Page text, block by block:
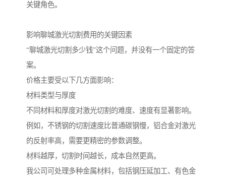
关键角色。
影响聊城激光切割费用的关键因素
“聊城激光切割多少钱”这个问题，并没有一个固定的答
案。
价格主要受以下几方面影响：
材料类型与厚度
不同材料和厚度对激光切割的难度、速度有显著影响。
例如，不锈钢的切割速度比普通碳钢慢，铝合金对激光
的反射率高，需要更精密的参数调整。
材料越厚，切割时间越长，成本自然更高。
我公司可处理多种金属材料，包括钢压延加工、有色金